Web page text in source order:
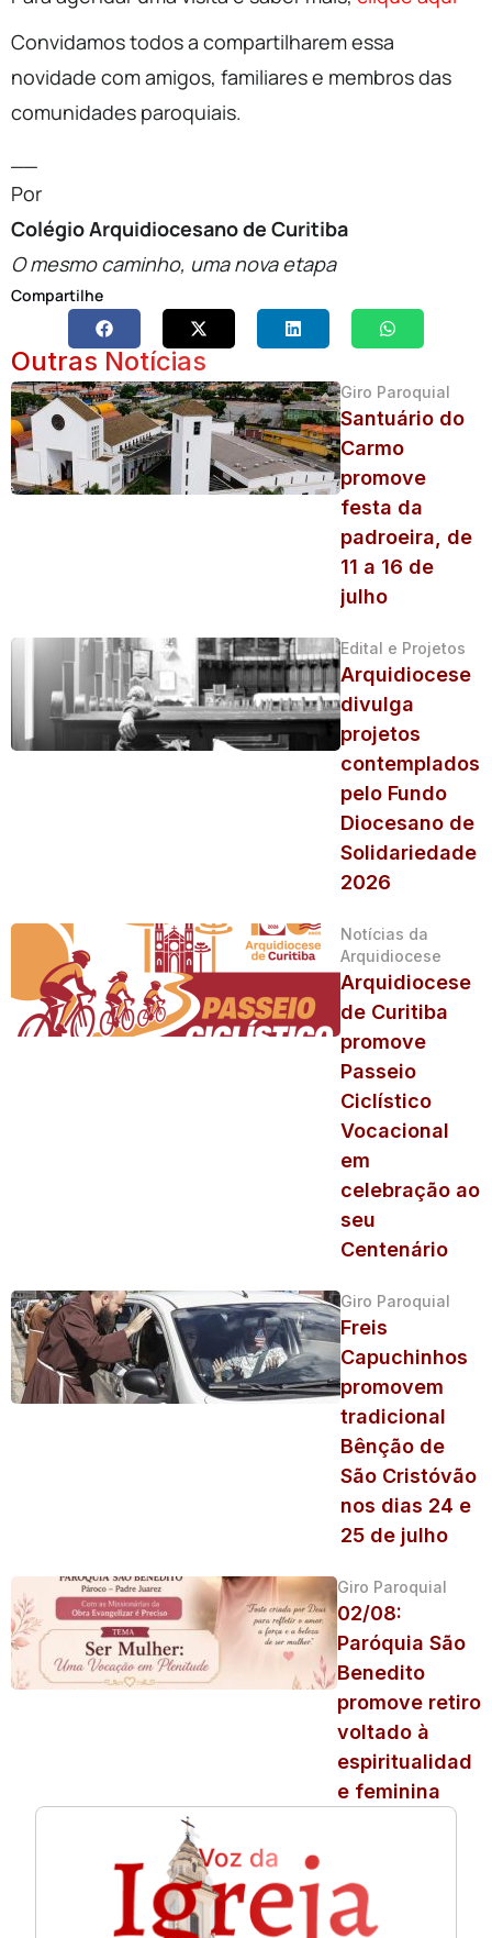
Convidamos todos a compartilharem essa
novidade com amigos, familiares e membros das
comunidades paroquiais.
Por
Colégio Arquidiocesano de Curitiba
O mesmo caminho, uma nova etapa
Compartilhe
Outras Notícias
Giro Paroquial
Santuário do
Carmo
promove
festa da
padroeira, de
11 a 16 de
julho
Edital e Projetos
Arquidiocese
divulga
projetos
contemplados
pelo Fundo
Diocesano de
Solidariedade
2026
Notícias da
Arquidiocese
Arquidiocese
de Curitiba
promove
Passeio
Ciclístico
Vocacional
em
celebração ao
seu
Centenário
Giro Paroquial
Freis
Capuchinhos
promovem
tradicional
Bênção de
São Cristóvão
nos dias 24 e
25 de julho
Giro Paroquial
02/08:
Paróquia São
Benedito
promove retiro
voltado à
espiritualidad
e feminina